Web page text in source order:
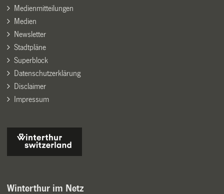
Medienmitteilungen
Medien
Newsletter
Stadtpläne
Superblock
Datenschutzerklärung
Disclaimer
Impressum
Winterthur im Netz